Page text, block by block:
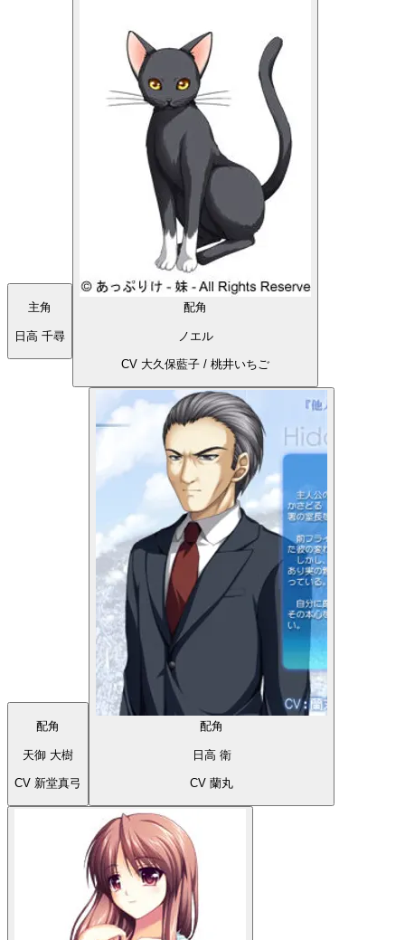
主角
日高 千尋
配角
ノエル
CV 大久保藍子 / 桃井いちご
配角
天御 大樹
CV 新堂真弓
配角
日高 衛
CV 蘭丸